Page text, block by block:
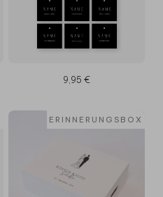
9,95 €
ERINNERUNGSBOX